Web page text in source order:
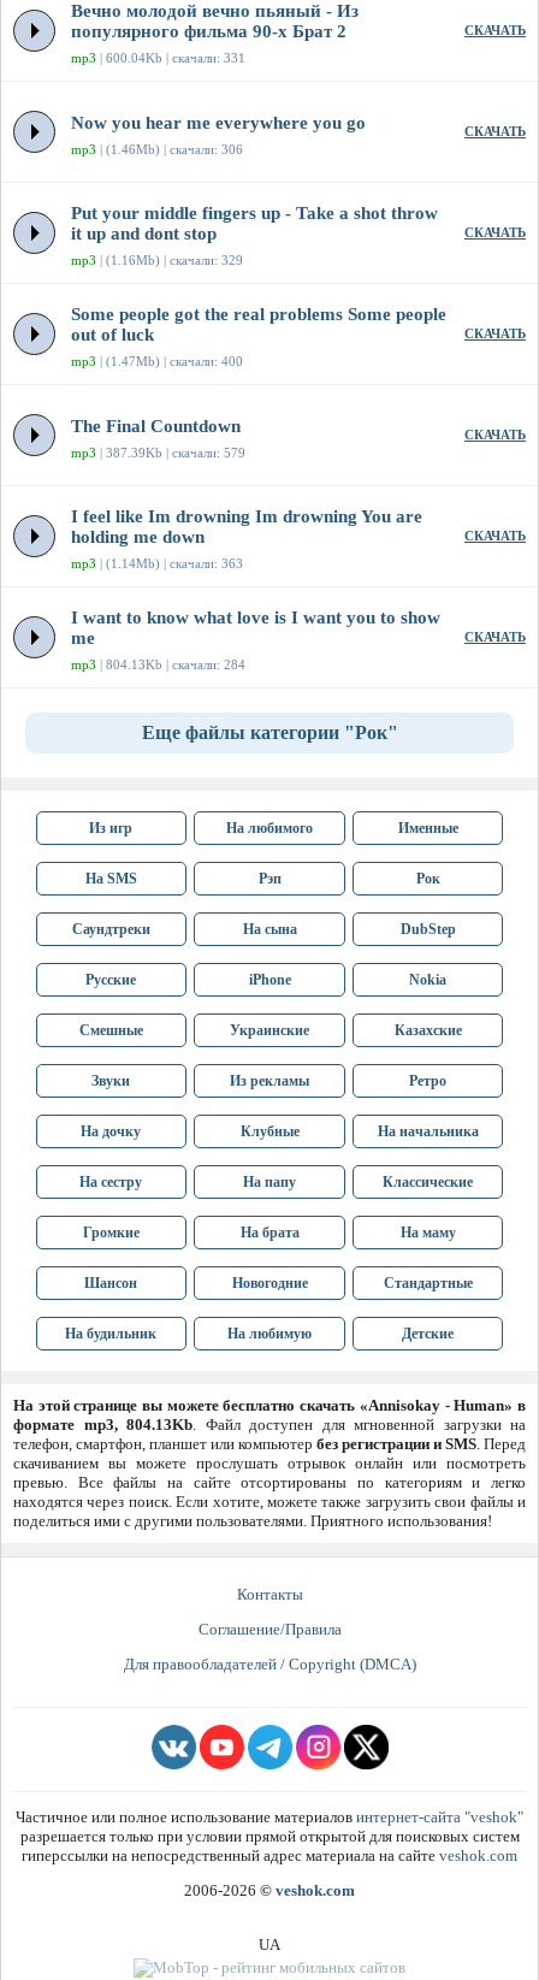
Вечно молодой вечно пьяный - Из
популярного фильма 90-х Брат 2
mp3 | 600.04Kb | скачали: 331
СКАЧАТЬ
Now you hear me everywhere you go
mp3 | (1.46Mb) | скачали: 306
СКАЧАТЬ
Put your middle fingers up - Take a shot throw
it up and dont stop
mp3 | (1.16Mb) | скачали: 329
СКАЧАТЬ
Some people got the real problems Some people
out of luck
mp3 | (1.47Mb) | скачали: 400
СКАЧАТЬ
The Final Countdown
mp3 | 387.39Kb | скачали: 579
СКАЧАТЬ
I feel like Im drowning Im drowning You are
holding me down
mp3 | (1.14Mb) | скачали: 363
СКАЧАТЬ
I want to know what love is I want you to show
me
mp3 | 804.13Kb | скачали: 284
СКАЧАТЬ
Еще файлы категории "Рок"
Из игр На любимого Именные
На SMS Рэп Рок
Саундтреки На сына DubStep
Русские iPhone Nokia
Смешные Украинские Казахские
Звуки Из рекламы Ретро
На дочку Клубные На начальника
На сестру На папу Классические
Громкие На брата На маму
Шансон Новогодние Стандартные
На будильник На любимую Детские
На этой странице вы можете бесплатно скачать «Annisokay - Human» в
формате mp3, 804.13Kb. Файл доступен для мгновенной загрузки на
телефон, смартфон, планшет или компьютер без регистрации и SMS. Перед
скачиванием вы можете прослушать отрывок онлайн или посмотреть
превью. Все файлы на сайте отсортированы по категориям и легко
находятся через поиск. Если хотите, можете также загрузить свои файлы и
поделиться ими с другими пользователями. Приятного использования!
Контакты
Соглашение/Правила
Для правообладателей / Copyright (DMCA)
Частичное или полное использование материалов интернет-сайта "veshok"
разрешается только при условии прямой открытой для поисковых систем
гиперссылки на непосредственный адрес материала на сайте veshok.com
2006-2026 © veshok.com
UA